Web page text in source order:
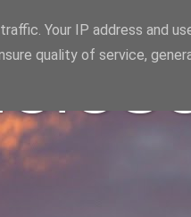
Your IP address and
quality of service,